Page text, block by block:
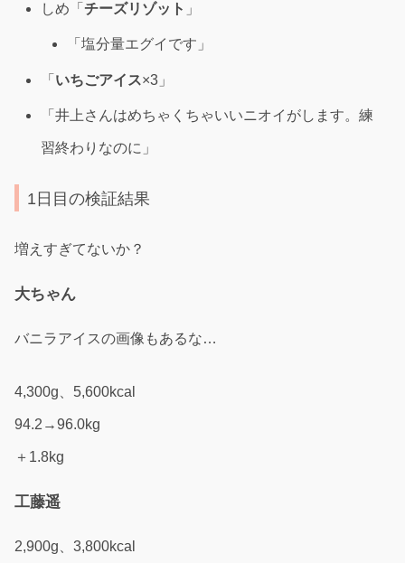
しめ「チーズリゾット 」
「塩分量エグイです」
「 いちごアイス×3」
「井上さんはめちゃくちゃいいニオイがします。練
習終わりなのに」
1日目の検証結果
増えすぎてないか？
大ちゃん
バニラアイスの画像もあるな…
4,300g、5,600kcal
94.2→96.0kg
＋1.8kg
工藤遥
2,900g、3,800kcal